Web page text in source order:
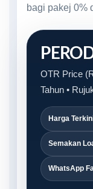
bagi pakej 0%
OTR Price
Tahun •
Harga
Semakan
WhatsApp